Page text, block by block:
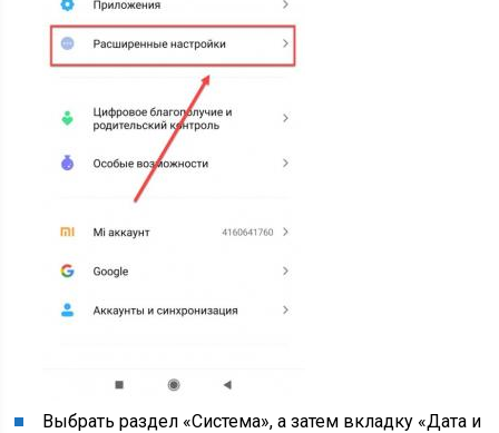
Выбрать раздел «Система», а затем вкладку «Дата и